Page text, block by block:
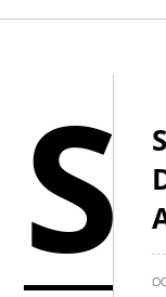
.
S